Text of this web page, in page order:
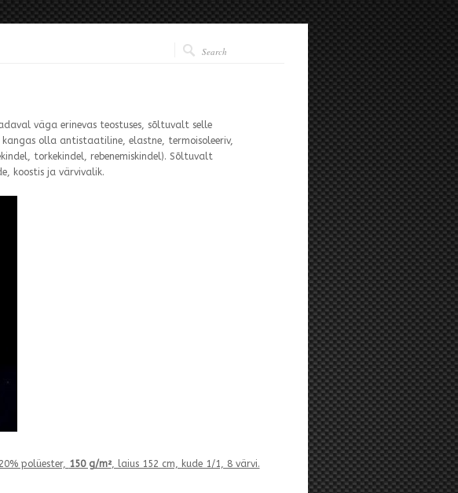
väga erinevas teostuses, sõltuvalt selle
olla antistaatiline, elastne, termoisoleeriv,
torkekindel, rebenemiskindel). Sõltuvalt
koostis ja värvivalik.
polüester, 150 g/m², laius 152 cm, kude 1/1, 8 värvi.